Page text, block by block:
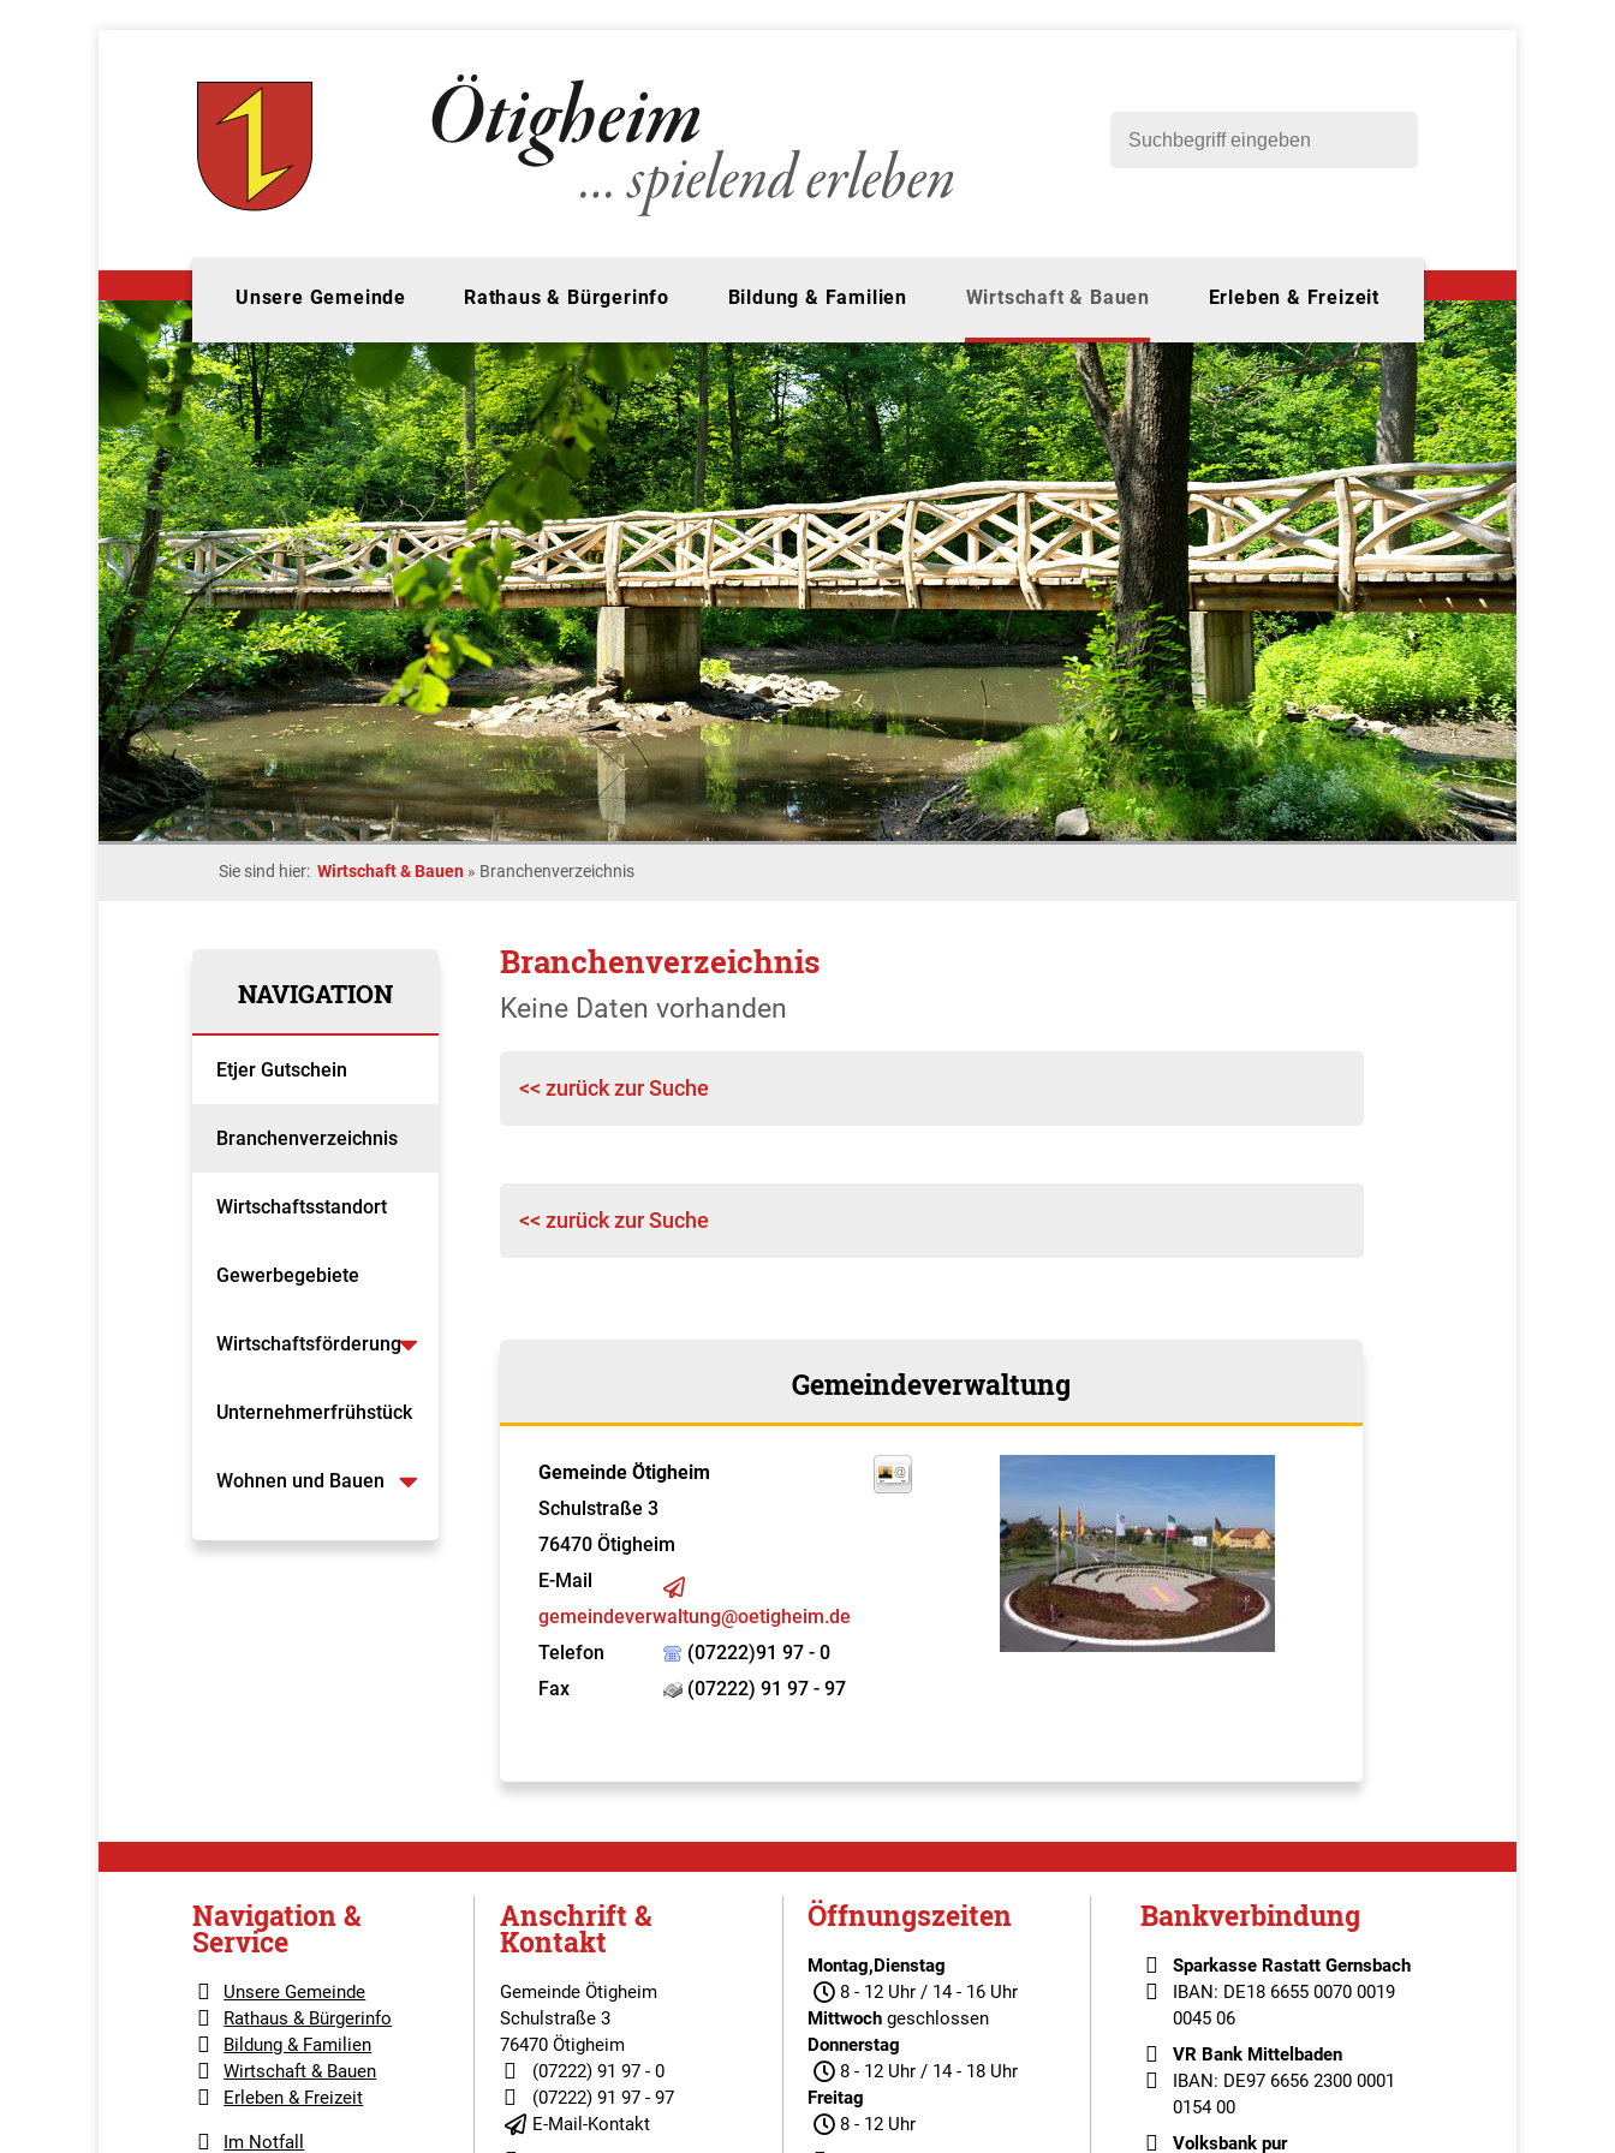
Unsere Gemeinde Rathaus & Bürgerinfo Bildung & Familien Wirtschaft & Bauen Erleben & Freizeit
Sie sind hier: Wirtschaft & Bauen » Branchenverzeichnis
NAVIGATION
Etjer Gutschein
Branchenverzeichnis
Wirtschaftsstandort
Gewerbegebiete
Wirtschaftsförderung
Unternehmerfrühstück
Wohnen und Bauen
Branchenverzeichnis
Keine Daten vorhanden
<< zurück zur Suche
<< zurück zur Suche
Gemeindeverwaltung
Gemeinde Ötigheim
Schulstraße 3
76470 Ötigheim
E-Mail
gemeindeverwaltung@oetigheim.de
Telefon
(07222)91 97 - 0
Fax
(07222) 91 97 - 97
Navigation &
Service
Unsere Gemeinde
Rathaus & Bürgerinfo
Bildung & Familien
Wirtschaft & Bauen
Erleben & Freizeit
Im Notfall
Anschrift &
Kontakt
Gemeinde Ötigheim
Schulstraße 3
76470 Ötigheim
(07222) 91 97 - 0
(07222) 91 97 - 97
E-Mail-Kontakt
Öffnungszeiten
Montag,Dienstag
8 - 12 Uhr / 14 - 16 Uhr
Mittwoch geschlossen
Donnerstag
8 - 12 Uhr / 14 - 18 Uhr
Freitag
8 - 12 Uhr
Bankverbindung
Sparkasse Rastatt Gernsbach
IBAN: DE18 6655 0070 0019
0045 06
VR Bank Mittelbaden
IBAN: DE97 6656 2300 0001
0154 00
Volksbank pur